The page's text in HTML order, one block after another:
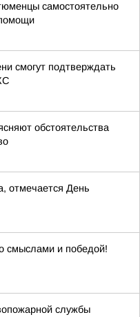
самостоятельно
смогут подтверждать
обстоятельства
отмечается День
смыслами и победой!
службы